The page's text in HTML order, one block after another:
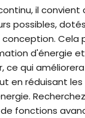
il convient
possibles,
Cela
d'énergie
ce qui
en réduisant les
fonctions